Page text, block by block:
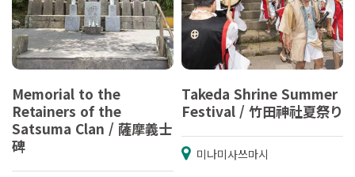
Memorial to the
Retainers of the
Satsuma Clan / 薩摩義士
碑
Takeda Shrine Summer
Festival / 竹田神社夏祭り
미나미사쓰마시